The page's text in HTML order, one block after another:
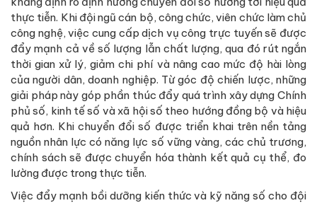
thực tiễn. Khi đội ngũ cán bộ, công chức, viên chức làm chủ
công nghệ, việc cung cấp dịch vụ công trực tuyến sẽ được
đẩy mạnh cả về số lượng lẫn chất lượng, qua đó rút ngắn
thời gian xử lý, giảm chi phí và nâng cao mức độ hài lòng
của người dân, doanh nghiệp. Từ góc độ chiến lược, những
giải pháp này góp phần thúc đẩy quá trình xây dựng Chính
phủ số, kinh tế số và xã hội số theo hướng đồng bộ và hiệu
quả hơn. Khi chuyển đổi số được triển khai trên nền tảng
nguồn nhân lực có năng lực số vững vàng, các chủ trương,
chính sách sẽ được chuyển hóa thành kết quả cụ thể, đo
lường được trong thực tiễn.
Việc đẩy mạnh bồi dưỡng kiến thức và kỹ năng số cho đội